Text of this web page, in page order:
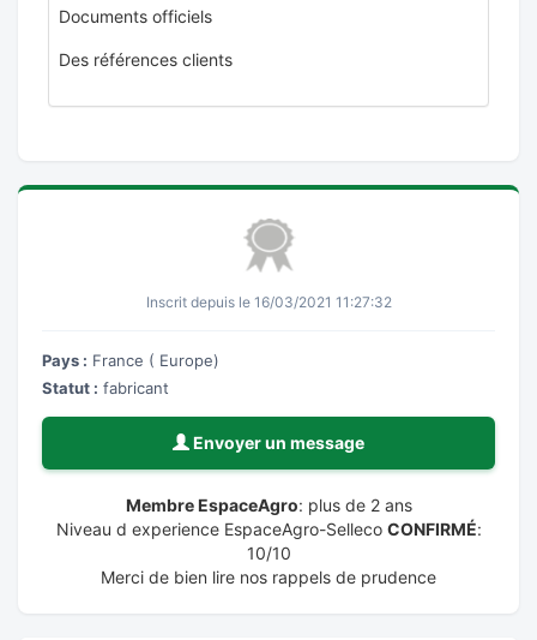
Documents officiels
Des références clients
Inscrit depuis le 16/03/2021 11:27:32
Pays : France ( Europe)
Statut : fabricant
Envoyer un message
Membre EspaceAgro: plus de 2 ans
Niveau d experience EspaceAgro-Selleco CONFIRMÉ:
10/10
Merci de bien lire nos rappels de prudence